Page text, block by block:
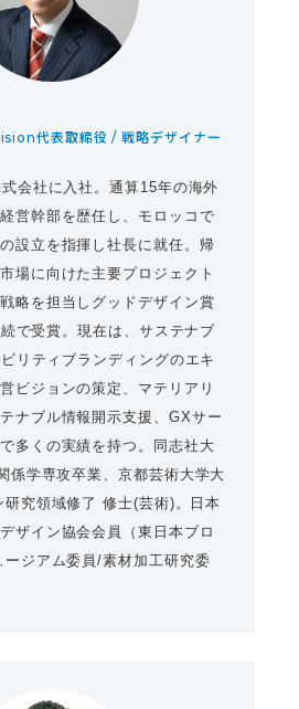
代表取締役 / 戦略デザイナー
会社に入社。通算15年の海外
営幹部を歴任し、モロッコで
設立を指揮し社長に就任。帰
場に向けた主要プロジェクト
略を担当しグッドデザイン賞
で受賞。現在は、サステナブ
リティブランディングのエキ
ビジョンの策定、マテリアリ
ナブル情報開示支援、GXサー
多くの実績を持つ。同志社大
係学専攻卒業、京都芸術大学大
究領域修了 修士(芸術)。日本
ザイン協会会員（東日本ブロ
ージアム委員/素材加工研究委